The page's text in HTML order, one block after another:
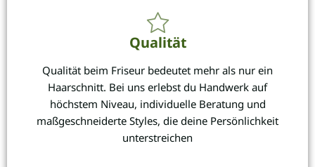
Qualität
Qualität beim Friseur bedeutet mehr als nur ein
Haarschnitt. Bei uns erlebst du Handwerk auf
höchstem Niveau, individuelle Beratung und
maßgeschneiderte Styles, die deine Persönlichkeit
unterstreichen